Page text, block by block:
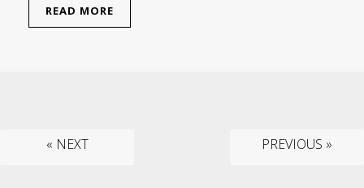
READ MORE
« NEXT PREVIOUS »